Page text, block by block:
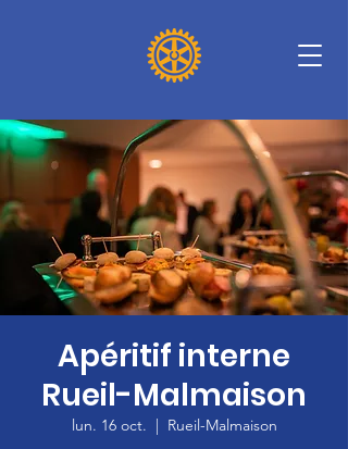
Apéritif interne
Rueil-Malmaison
lun. 16 oct.
  |
Rueil-Malmaison